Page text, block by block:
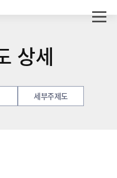
상세
세부주제도